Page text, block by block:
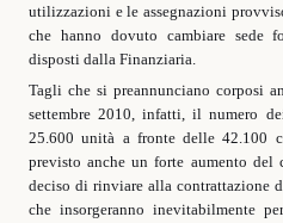
utilizzazioni e le assegnazioni
che hanno dovuto cambiare sede
disposti dalla Finanziaria.
Tagli che si preannunciano corposi
settembre 2010, infatti, il numero
25.600 unità a fronte delle 42.100
previsto anche un forte aumento del
deciso di rinviare alla
che insorgeranno inevitabilmente